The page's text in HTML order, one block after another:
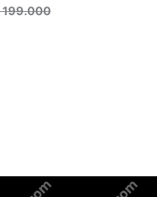
199.000